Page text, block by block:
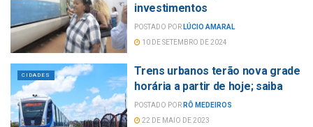
investimentos
POSTADO POR LÚCIO AMARAL
10 DE SETEMBRO DE 2024
CIDADES
Trens urbanos terão nova grade
horária a partir de hoje; saiba
POSTADO POR RÔ MEDEIROS
22 DE MAIO DE 2023